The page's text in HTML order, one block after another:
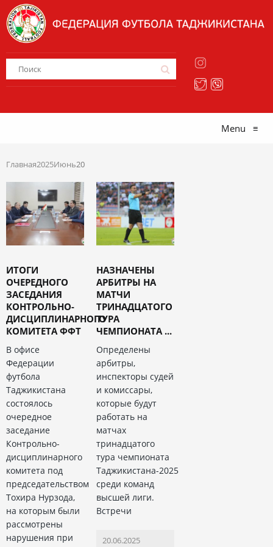
Menu ≡
Главная2025Июнь20
ИТОГИ
ОЧЕРЕДНОГО
ЗАСЕДАНИЯ
КОНТРОЛЬНО-
ДИСЦИПЛИНАРНОГО
КОМИТЕТА ФФТ
В офисе
Федерации
футбола
Таджикистана
состоялось
очередное
заседание
Контрольно-
дисциплинарного
комитета под
председательством
Тохира Нурзода,
на которым были
рассмотрены
нарушения при
НАЗНАЧЕНЫ
АРБИТРЫ НА
МАТЧИ
ТРИНАДЦАТОГО
ТУРА
ЧЕМПИОНАТА ...
Определены
арбитры,
инспекторы судей
и комиссары,
которые будут
работать на
матчах
тринадцатого
тура чемпионата
Таджикистана-2025
среди команд
высшей лиги.
Встречи
20.06.2025